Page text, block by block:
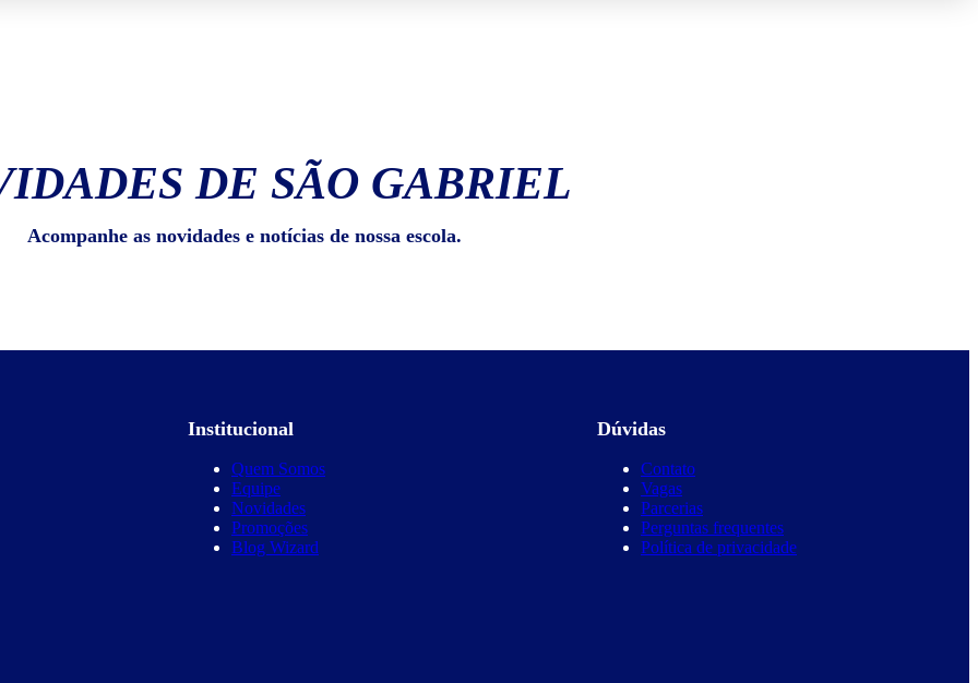
DE SÃO GABRIEL
Acompanhe as novidades e notícias de nossa escola.
Institucional
Quem Somos
Equipe
Novidades
Promoções
Blog Wizard
Dúvidas
Contato
Vagas
Parcerias
Perguntas frequentes
Política de privacidade